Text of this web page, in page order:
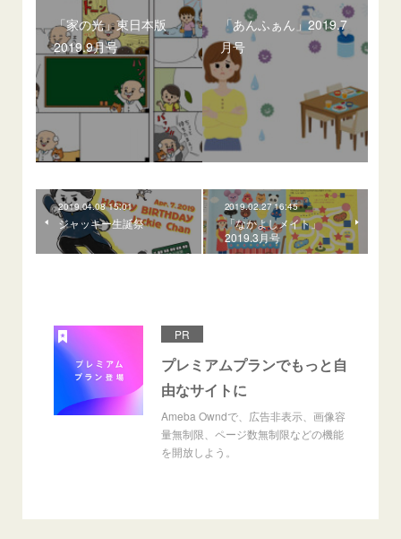
「家の光」東日本版
2019.9月号
「あんふぁん」2019.7
月号
2019.04.08 15:01
ジャッキー生誕祭
2019.02.27 16:45
「なかよしメイト」
2019.3月号
PR
プレミアムプランでもっと自
由なサイトに
Ameba Owndで、広告非表示、画像容
量無制限、ページ数無制限などの機能
を開放しよう。